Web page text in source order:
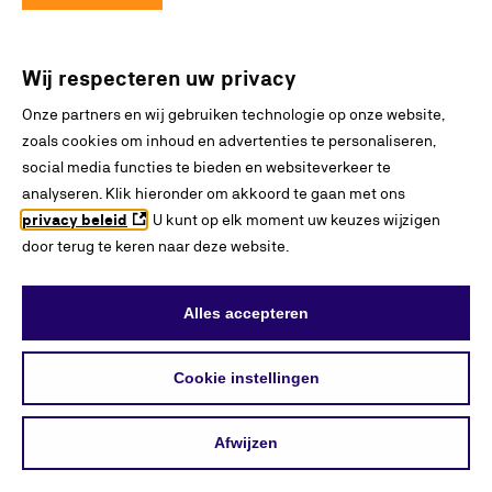
INTERESSES BLADEREN ZOEKEN VERGELIJKEN ONTDEKKEN
Leidinggevende hospitality
Medewerker hospitality
Ondernemer hospitality
Bekijk alle resultaten
2 Overige zoekresultaten
Wij respecteren uw privacy
Onze partners en wij gebruiken technologie op onze website,
zoals cookies om inhoud en advertenties te personaliseren,
social media functies te bieden en websiteverkeer te
analyseren. Klik hieronder om akkoord te gaan met ons
privacy beleid
. U kunt op elk moment uw keuzes wijzigen
door terug te keren naar deze website.
Alles accepteren
Cookie instellingen
Afwijzen